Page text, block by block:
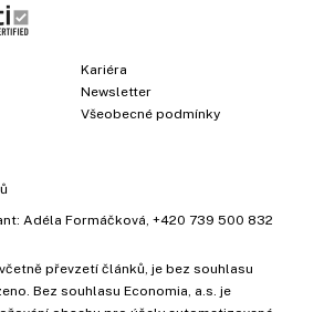
Kariéra
Newsletter
Všeobecné podmínky
Adéla Formáčková +420 739 500 832
převzetí článků, je bez souhlasu
Bez souhlasu Economia, a.s. je